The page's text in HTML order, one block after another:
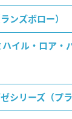
ンズボロー）
ハイル・ロア・
シリーズ（プ